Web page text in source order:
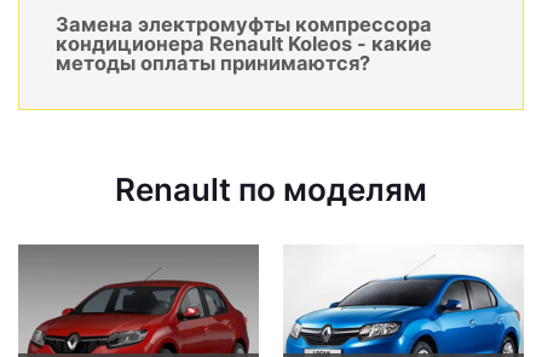
Замена электромуфты компрессора
кондиционера Renault Koleos - какие
методы оплаты принимаются?
Renault по моделям